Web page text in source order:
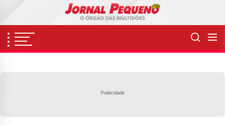
content
Publicidade